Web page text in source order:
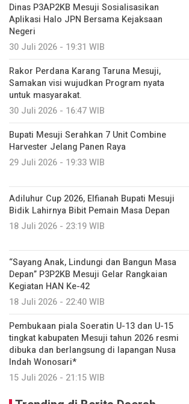
Dinas P3AP2KB Mesuji Sosialisasikan
Aplikasi Halo JPN Bersama Kejaksaan
Negeri
30 Juli 2026 - 19:31 WIB
Rakor Perdana Karang Taruna Mesuji,
Samakan visi wujudkan Program nyata
untuk masyarakat.
30 Juli 2026 - 16:47 WIB
Bupati Mesuji Serahkan 7 Unit Combine
Harvester Jelang Panen Raya
29 Juli 2026 - 19:33 WIB
Adiluhur Cup 2026, Elfianah Bupati Mesuji
Bidik Lahirnya Bibit Pemain Masa Depan
18 Juli 2026 - 23:19 WIB
“Sayang Anak, Lindungi dan Bangun Masa
Depan” P3P2KB Mesuji Gelar Rangkaian
Kegiatan HAN Ke-42
18 Juli 2026 - 22:40 WIB
Pembukaan piala Soeratin U-13 dan U-15
tingkat kabupaten Mesuji tahun 2026 resmi
dibuka dan berlangsung di lapangan Nusa
Indah Wonosari*
15 Juli 2026 - 21:15 WIB